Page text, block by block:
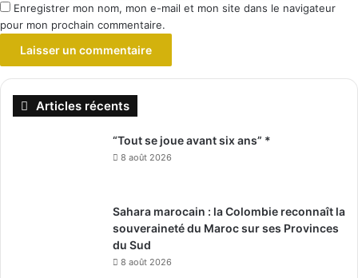
Enregistrer mon nom, mon e-mail et mon site dans le navigateur
pour mon prochain commentaire.
Articles récents
“Tout se joue avant six ans” *
8 août 2026
Sahara marocain : la Colombie reconnaît la
souveraineté du Maroc sur ses Provinces
du Sud
8 août 2026